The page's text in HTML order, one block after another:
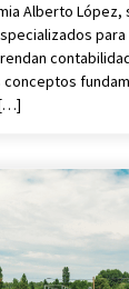
de
para la
años atrás
y
Oxígeno Por
Escalante
Alberto
para